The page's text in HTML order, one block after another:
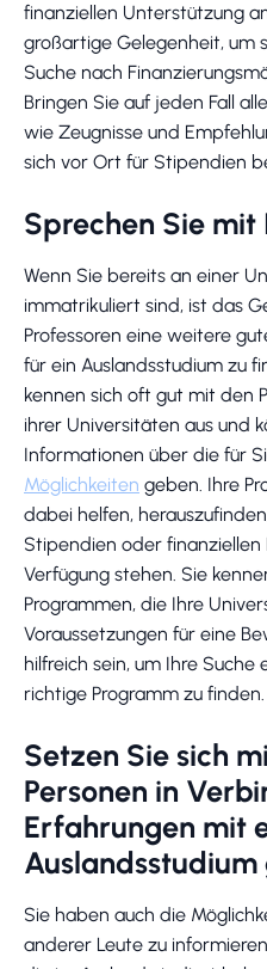
finanziellen Unterstützung
großartige Gelegenheit, um
Suche nach
Bringen Sie auf jeden Fall
wie Zeugnisse und
sich vor Ort für Stipendien
Sprechen Sie mit
Wenn Sie bereits an einer
immatrikuliert sind, ist das
Professoren eine weitere
für ein Auslandsstudium zu
kennen sich oft gut mit den
ihrer Universitäten aus und
Informationen über die für
Möglichkeiten geben. Ihre
dabei helfen,
Stipendien oder
Verfügung stehen. Sie
Programmen, die Ihre
Voraussetzungen für eine
hilfreich sein, um Ihre Suche
richtige Programm zu finden.
Setzen Sie sich
Personen in
Erfahrungen mit
Sie haben auch die
anderer Leute zu